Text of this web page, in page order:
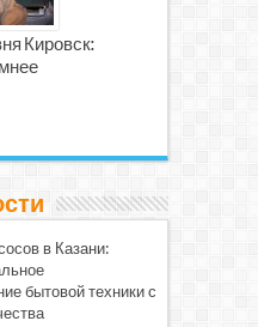
Кировск:
в Казани:
бытовой техники с